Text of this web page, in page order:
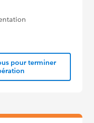
pour terminer